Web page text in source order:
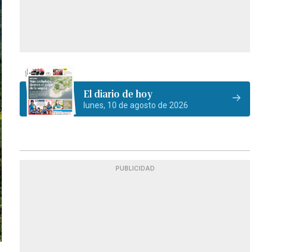
El diario de hoy
lunes, 10 de agosto de 2026
PUBLICIDAD